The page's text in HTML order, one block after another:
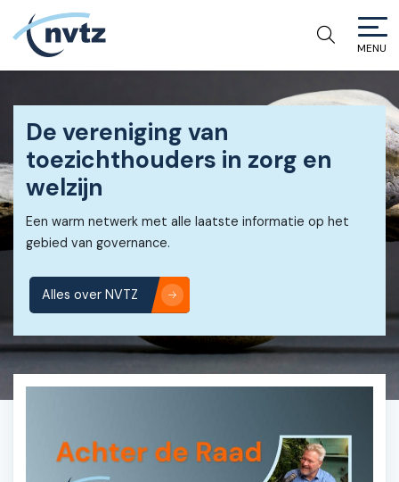
NVTZ
NVTZ
MENU
De vereniging van
toezichthouders in zorg en
welzijn
Een warm netwerk met alle laatste informatie op het
gebied van governance.
Alles over NVTZ